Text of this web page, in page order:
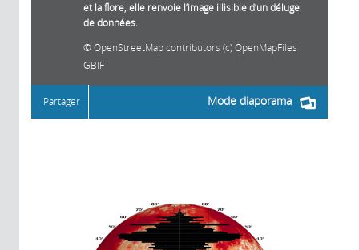
et la flore, elle renvoie l’image illisible d’un déluge
de données.
OpenStreetMap contributors (c) OpenMapFiles
GBIF
Mode diaporama
Partager